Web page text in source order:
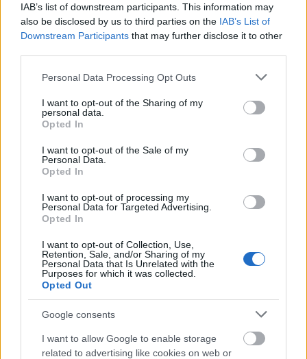
IAB’s list of downstream participants. This information may
also be disclosed by us to third parties on the IAB’s List of
Downstream Participants that may further disclose it to other
Please note that this website/app uses one or more Google
not limited to your visit or usage behaviour. You may click to
grant or deny consent to Google and its third-party tags to
use your data for below specified purposes in below Google
consent section.
Personal Data Processing Opt Outs
I want to opt-out of the Sharing of my
personal data.
Opted In
I want to opt-out of the Sale of my
Personal Data.
Opted In
I want to opt-out of processing my
Personal Data for Targeted Advertising.
Opted In
I want to opt-out of Collection, Use,
Retention, Sale, and/or Sharing of my
Personal Data that Is Unrelated with the
Purposes for which it was collected.
Opted Out
Google consents
I want to allow Google to enable storage
related to advertising like cookies on web or
μαντηλάκια; Οι λόγοι που πρέπει να σταματήσεις
asap
Ζώδια σήμερα (9/8): Ανοίγουν δρόμοι για το
μέλλον - Τι προβλέπεται για κάθε ζώδιο
Η συνήθεια που «σκουριάζει» σιωπηλά το μυαλό
καταλαβαίνουμε